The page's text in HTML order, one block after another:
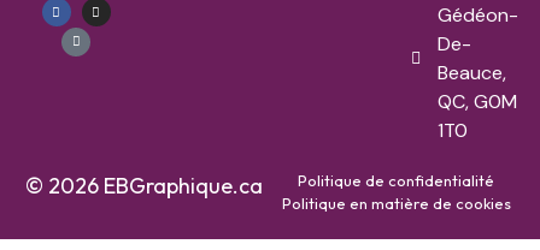
Gédéon-
De-
Beauce,
QC, G0M
1T0
© 2026 EBGraphique.ca
Politique de confidentialité
Politique en matière de cookies